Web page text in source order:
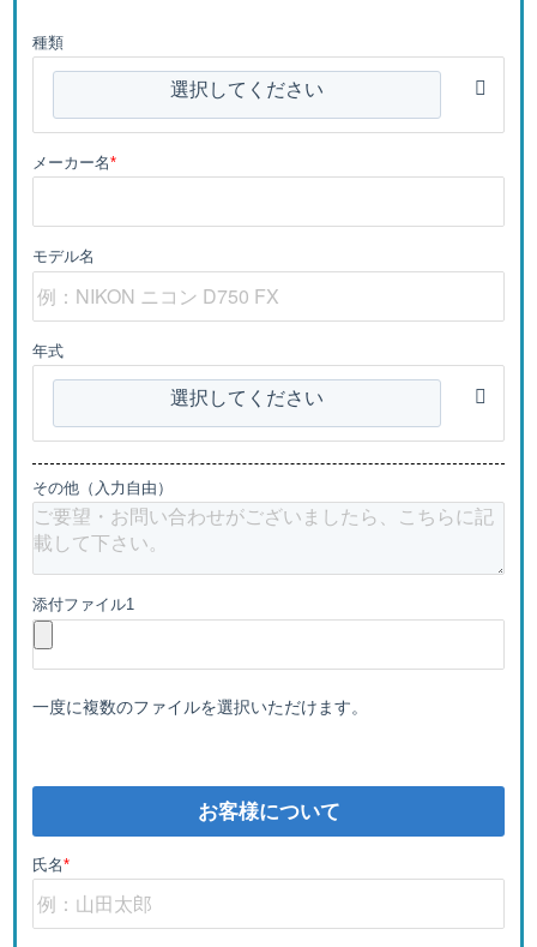
種類
選択してください
メーカー名*
モデル名
年式
選択してください
その他（入力自由）
添付ファイル1
一度に複数のファイルを選択いただけます。
お客様について
氏名*